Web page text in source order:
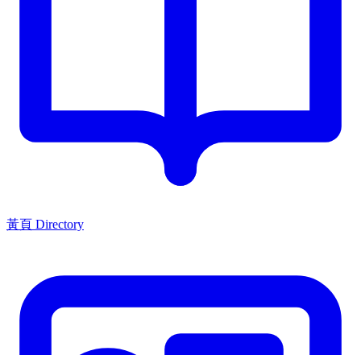
黃頁 Directory